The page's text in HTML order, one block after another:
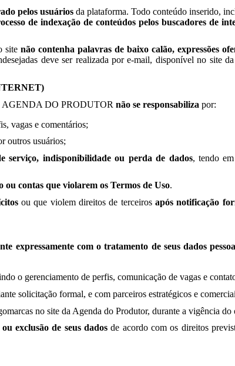
pelos usuáriosda plataforma. Todo conteúdo inserido,
de indexação de conteúdos pelos buscadores de
site não contenha palavras de baixo calão, expressões
deve ser realizada por e-mail, disponível no
AGENDA DO PRODUTOR não se responsabiliza por:
vagas e comentários;
outros usuários;
serviço, indisponibilidade ou perda de dados, tendo
contas que violarem os Termos de Uso.
ou que violem direitos de terceirosapós notificação
expressamente com o tratamento de seus dados
o gerenciamento de perfis, comunicação de vagas e
solicitação formal, e com parceiros estratégicos e
no site da Agenda do Produtor, durante a vigência
exclusão de seus dados de acordo com os direitos